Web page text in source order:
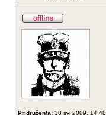
Pridružen/a: 30 svi 2009, 14:48